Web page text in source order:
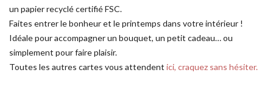
un papier recyclé certifié FSC.
Faites entrer le bonheur et le printemps dans votre intérieur !
Idéale pour accompagner un bouquet, un petit cadeau… ou
simplement pour faire plaisir.
Toutes les autres cartes vous attendent ici, craquez sans hésiter.